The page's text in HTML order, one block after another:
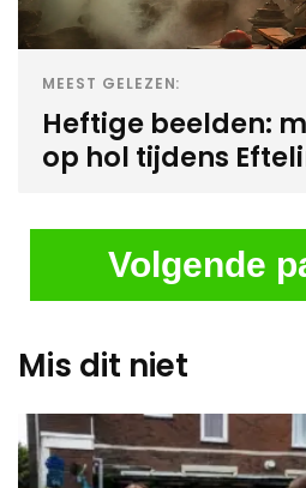
MEEST GELEZEN:
Heftige beelden:
op hol tijdens
Volgende
Mis dit niet